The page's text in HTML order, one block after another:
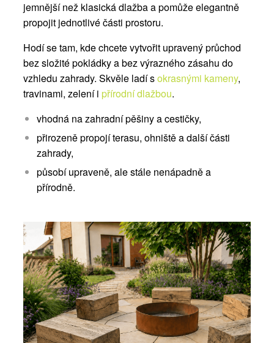
jemnější než klasická dlažba a pomůže elegantně
propojit jednotlivé části prostoru.
Hodí se tam, kde chcete vytvořit upravený průchod
bez složité pokládky a bez výrazného zásahu do
vzhledu zahrady. Skvěle ladí sokrasnými kameny,
travinami, zelení i přírodní dlažbou.
vhodná na zahradní pěšiny a cestičky,
přirozeně propojí terasu, ohniště a další části
zahrady,
působí upraveně, ale stále nenápadně a
přírodně.